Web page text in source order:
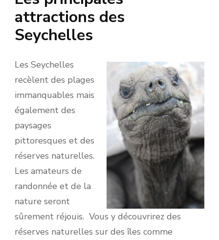
attractions des
Seychelles
Les Seychelles
recèlent des plages
immanquables mais
également des
paysages
pittoresques et des
réserves naturelles.
Les amateurs de
randonnée et de la
nature seront
sûrement réjouis. Vous y découvrirez des
réserves naturelles sur des îles comme